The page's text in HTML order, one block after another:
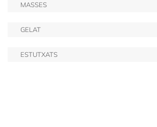
MASSES
GELAT
ESTUTXATS